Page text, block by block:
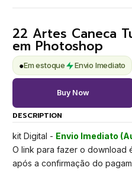
22 Artes Caneca
em Photoshop
●Em estoque Envio Imediato
Buy Now
DESCRIPTION
kit Digital - Envio Imediato
O link para fazer o download
após a confirmação do